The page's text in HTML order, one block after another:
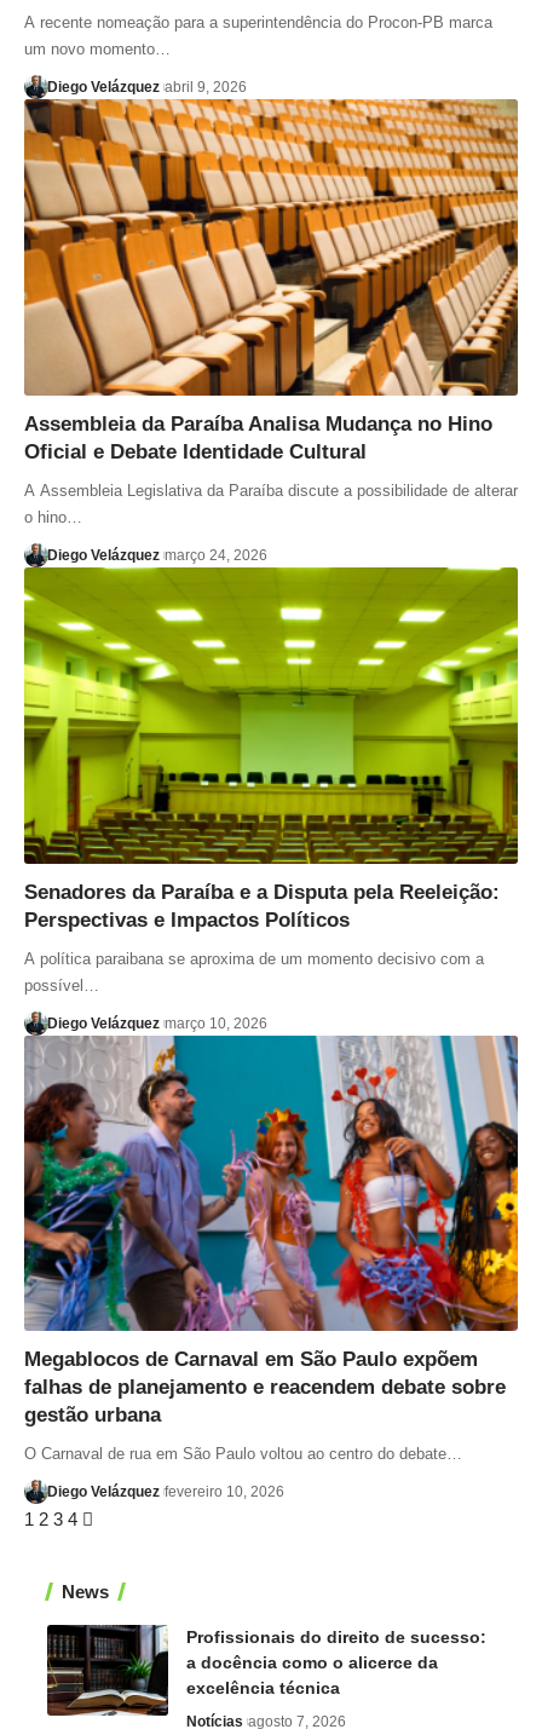
A recente nomeação para a superintendência do Procon-PB marca
um novo momento…
Diego Velázquez abril 9, 2026
Assembleia da Paraíba Analisa Mudança no Hino
Oficial e Debate Identidade Cultural
A Assembleia Legislativa da Paraíba discute a possibilidade de alterar
o hino…
Diego Velázquez março 24, 2026
Senadores da Paraíba e a Disputa pela Reeleição:
Perspectivas e Impactos Políticos
A política paraibana se aproxima de um momento decisivo com a
possível…
Diego Velázquez março 10, 2026
Megablocos de Carnaval em São Paulo expõem
falhas de planejamento e reacendem debate sobre
gestão urbana
O Carnaval de rua em São Paulo voltou ao centro do debate…
Diego Velázquez fevereiro 10, 2026
1 2 3 4
News
Profissionais do direito de sucesso:
a docência como o alicerce da
excelência técnica
Notícias agosto 7, 2026